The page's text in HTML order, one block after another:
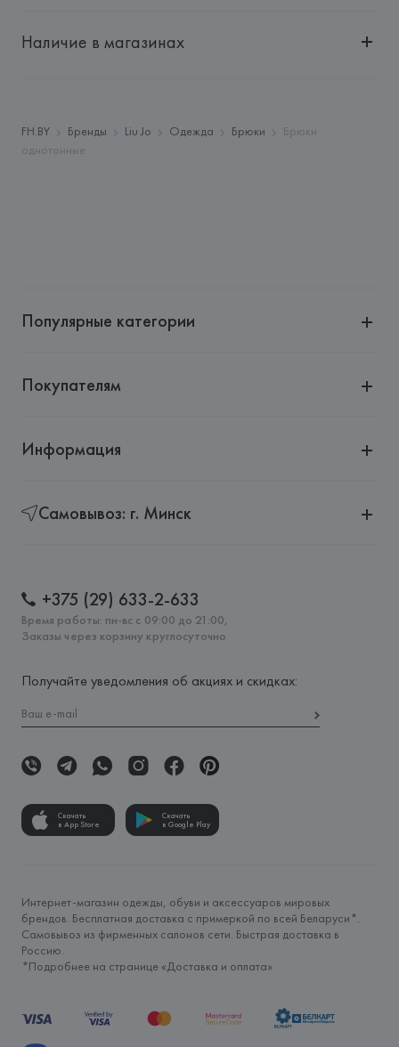
"БелВиринея"
Адрес:
ИТАЛИЯ,
VIALE JOHN AMBROSE FLEMING, 17
41012  CARPI (MO),
Наличие в магазинах
FH.BY Бренды Liu Jo Одежда Брюки
Брюки
однотонные
Популярные категории
Покупателям
Информация
Самовывоз: г. Минск
+375 (29) 633-2-633
Время работы: пн-вс с 09:00 до 21:00,
Заказы через корзину круглосуточно
Получайте уведомления об акциях и скидках:
Скачать
в App Store
Скачать
в Google Play
Интернет-магазин одежды, обуви и аксессуаров мировых
брендов. Бесплатная доставка с примеркой по всей Беларуси*.
Самовывоз из фирменных салонов сети. Быстрая доставка в
Россию.
*Подробнее на странице «Доставка и оплата»